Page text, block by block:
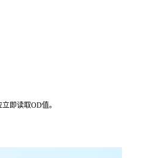
立即读取OD值。